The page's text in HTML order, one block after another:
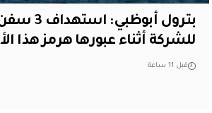
بترول
للشركة أثناء عبورها هرمز هذا
قبل 11 ساعة